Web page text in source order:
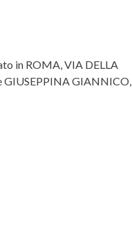
in ROMA, VIA DELLA
GIUSEPPINA GIANNICO,